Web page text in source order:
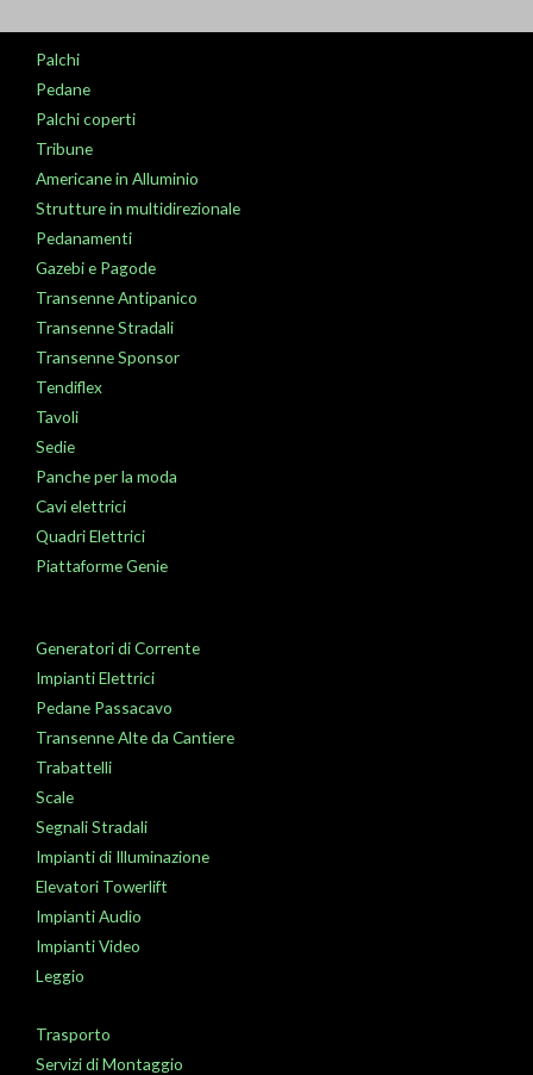
Palchi
Pedane
Palchi coperti
Tribune
Americane in Alluminio
Strutture in multidirezionale
Pedanamenti
Gazebi e Pagode
Transenne Antipanico
Transenne Stradali
Transenne Sponsor
Tendiflex
Tavoli
Sedie
Panche per la moda
Cavi elettrici
Quadri Elettrici
Piattaforme Genie
Generatori di Corrente
Impianti Elettrici
Pedane Passacavo
Transenne Alte da Cantiere
Trabattelli
Scale
Segnali Stradali
Impianti di Illuminazione
Elevatori Towerlift
Impianti Audio
Impianti Video
Leggio
Trasporto
Servizi di Montaggio